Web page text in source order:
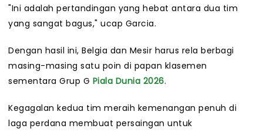
"Ini adalah pertandingan yang hebat antara dua tim
yang sangat bagus," ucap Garcia.
Dengan hasil ini, Belgia dan Mesir harus rela berbagi
masing-masing satu poin di papan klasemen
sementara Grup G Piala Dunia 2026.
Kegagalan kedua tim meraih kemenangan penuh di
laga perdana membuat persaingan untuk